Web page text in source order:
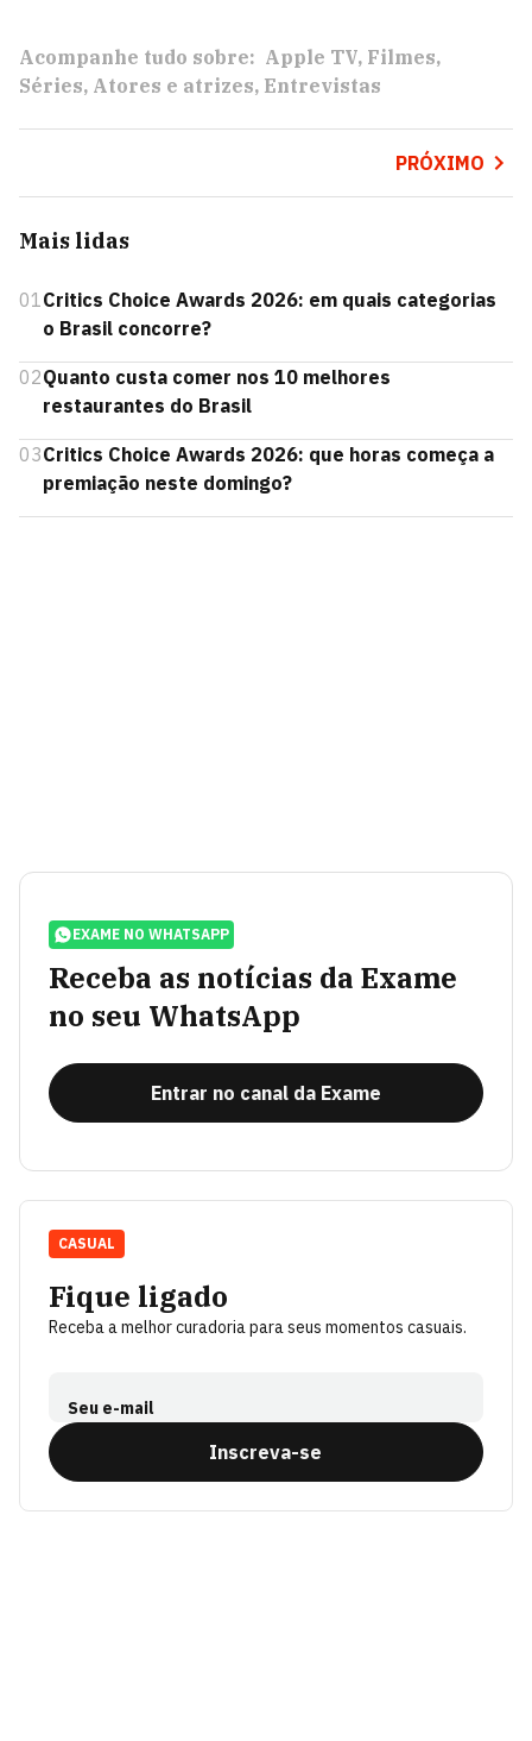
Acompanhe tudo sobre: Apple TV Filmes
Séries Atores e atrizes Entrevistas
PRÓXIMO
Mais lidas
01Critics Choice Awards 2026: em quais categorias
o Brasil concorre?
02Quanto custa comer nos 10 melhores
restaurantes do Brasil
03Critics Choice Awards 2026: que horas começa a
premiação neste domingo?
EXAME NO WHATSAPP
Receba as notícias da Exame
no seu WhatsApp
Entrar no canal da Exame
Fique ligado
Receba a melhor curadoria para seus momentos casuais.
Seu e-mail
Inscreva-se
CASUAL